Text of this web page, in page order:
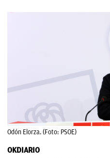
Odón Elorza. (Foto: PSOE)
OKDIARIO